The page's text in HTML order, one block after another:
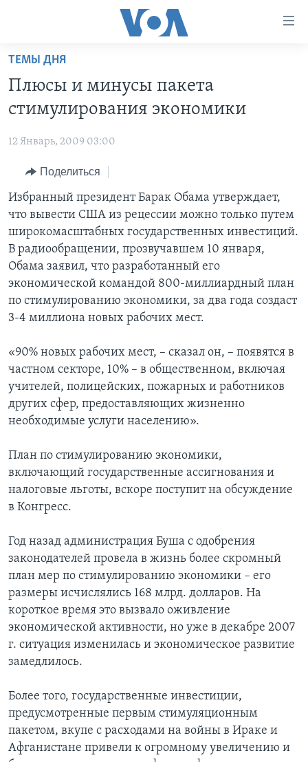
Перейти
основной
контент
навигации
Перейти
поиск
НОВОСТИ ЗА МИНУТУ
ИТОГИ
ПОЧЕМУ ЭТО ВАЖНО?
ДЕТАЛИ
НЬЮ-ЙОРК NEW YORK
АМЕРИКА. БОЛЬШОЕ ПУТЕШЕСТВИЕ
ПРОЕКТЫ
УЧИМ АНГЛИЙСКИЙ
НАША АМЕРИКАНСКАЯ ИСТОРИЯ
А КАК В АМЕРИКЕ?
АМЕРИКАНСКИЕ ГОРОДКИ
ТЕСТЫ
ЭКСПЕРТИЗА
ИНТЕРВЬЮ
ФАКТЫ ПРОТИВ ФЕЙКОВ
ЗА СВОБОДУ ПРЕССЫ
УЧИМ АНГЛИЙСКИЙ
ВИДЕО
ПОДПИСКА НА НОВОСТИ
СОЦИАЛЬНЫЕ СЕТИ
ТЕМЫ ДНЯ
Плюсы и минусы пакета
стимулирования экономики
12 Январь, 2009 03:00
Поделиться
Избранный президент Барак Обама утверждает,
что вывести США из рецессии можно только путем
широкомасштабных государственных инвестиций.
В радиообращении, прозвучавшем 10 января,
Обама заявил, что разработанный его
экономической командой 800-миллиардный план
по стимулированию экономики, за два года создаст
3-4 миллиона новых рабочих мест.
«90% новых рабочих мест, – сказал он, – появятся в
частном секторе, 10% – в общественном, включая
учителей, полицейских, пожарных и работников
других сфер, предоставляющих жизненно
необходимые услуги населению».
План по стимулированию экономики,
включающий государственные ассигнования и
налоговые льготы, вскоре поступит на обсуждение
в Конгресс.
Год назад администрация Буша с одобрения
законодателей провела в жизнь более скромный
план мер по стимулированию экономики – его
размеры исчислялись 168 млрд. долларов. На
короткое время это вызвало оживление
экономической активности, но уже в декабре 2007
г. ситуация изменилась и экономическое развитие
замедлилось.
Более того, государственные инвестиции,
предусмотренные первым стимуляционным
пакетом, вкупе с расходами на войны в Ираке и
Афганистане привели к огромному увеличению и